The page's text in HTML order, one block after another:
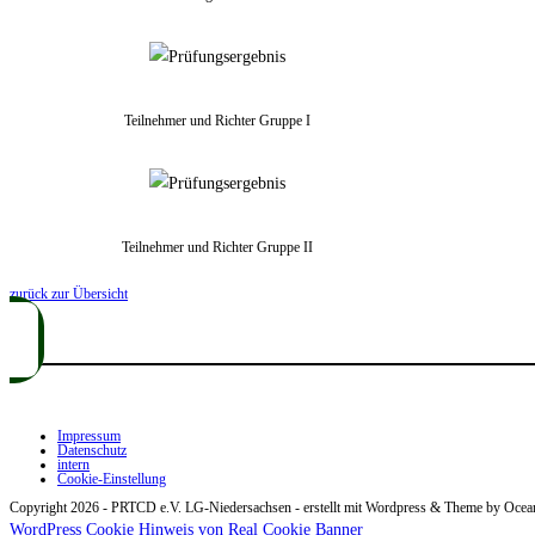
Teilnehmer und Richter Gruppe I
Teilnehmer und Richter Gruppe II
zurück zur Übersicht
Impressum
Datenschutz
intern
Cookie-Einstellung
Copyright 2026 - PRTCD e.V. LG-Niedersachsen - erstellt mit Wordpress & Theme by
WordPress Cookie Hinweis von Real Cookie Banner